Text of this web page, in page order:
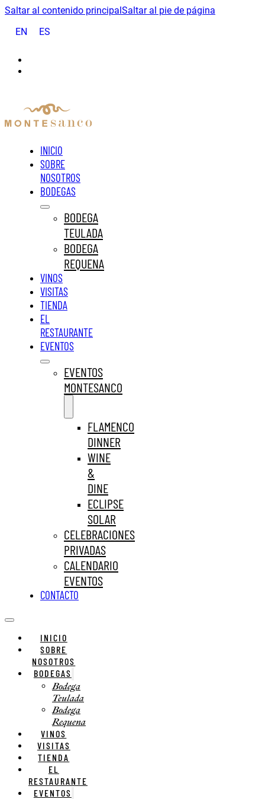
Saltar al contenido principalSaltar al pie de página
EN
ES
INICIO
SOBRE
NOSOTROS
BODEGAS
BODEGA
TEULADA
BODEGA
REQUENA
VINOS
VISITAS
TIENDA
EL
RESTAURANTE
EVENTOS
EVENTOS
MONTESANCO
FLAMENCO
DINNER
WINE
&
DINE
ECLIPSE
SOLAR
CELEBRACIONES
PRIVADAS
CALENDARIO
EVENTOS
CONTACTO
INICIO
SOBRE
NOSOTROS
BODEGAS
Bodega
Teulada
Bodega
Requena
VINOS
VISITAS
TIENDA
EL
RESTAURANTE
EVENTOS